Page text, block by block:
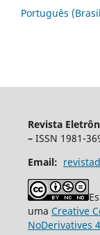
Português
Revista
–ISSN 1981-
Email:
uma Creative
NoDerivatives